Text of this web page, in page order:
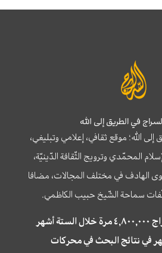
في الطريق إلى الله
الله؛ موقع ثقافي، إعلامي وتبليغي،
المحمّدي وترويج الثّقافة الدّينيّة،
الهادف في مختلف المجالات، مضافا
سماحة الشّيخ حبيب الكاظمي.
تمّت زيارة موقع سراج ٤,٨٠٠,٠٠٠ مرة خلال الستة أشهر
في نتائج البحث في محركات